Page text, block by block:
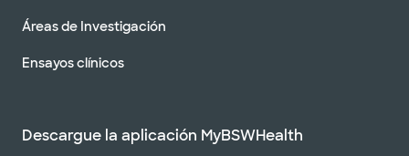
Áreas de Investigación
Ensayos clínicos
Descargue la aplicación MyBSWHealth